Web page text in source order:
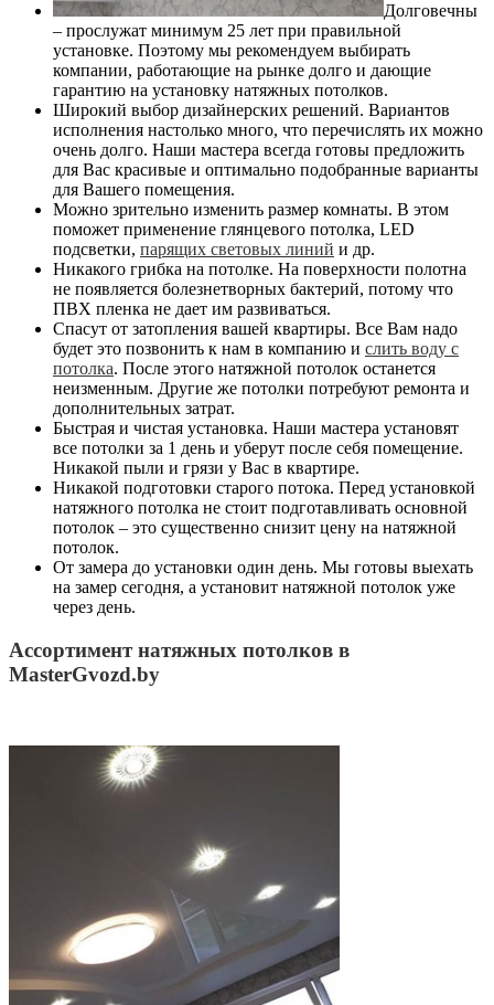
Долговечны
– прослужат минимум 25 лет при правильной
установке. Поэтому мы рекомендуем выбирать
компании, работающие на рынке долго и дающие
гарантию на установку натяжных потолков.
Широкий выбор дизайнерских решений. Вариантов
исполнения настолько много, что перечислять их можно
очень долго. Наши мастера всегда готовы предложить
для Вас красивые и оптимально подобранные варианты
для Вашего помещения.
Можно зрительно изменить размер комнаты. В этом
поможет применение глянцевого потолка, LED
подсветки, парящих световых линий и др.
Никакого грибка на потолке. На поверхности полотна
не появляется болезнетворных бактерий, потому что
ПВХ пленка не дает им развиваться.
Спасут от затопления вашей квартиры. Все Вам надо
будет это позвонить к нам в компанию и слить воду с
потолка. После этого натяжной потолок останется
неизменным. Другие же потолки потребуют ремонта и
дополнительных затрат.
Быстрая и чистая установка. Наши мастера установят
все потолки за 1 день и уберут после себя помещение.
Никакой пыли и грязи у Вас в квартире.
Никакой подготовки старого потока. Перед установкой
натяжного потолка не стоит подготавливать основной
потолок – это существенно снизит цену на натяжной
потолок.
От замера до установки один день. Мы готовы выехать
на замер сегодня, а установит натяжной потолок уже
через день.
Ассортимент натяжных потолков в
MasterGvozd.by